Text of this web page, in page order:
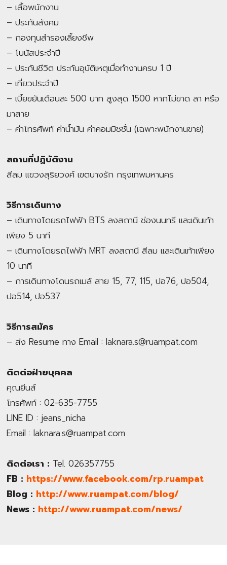
– เสื้อพนักงาน
– ประกันสังคม
– กองทุนสำรองเลี้ยงชีพ
– โบนัสประจำปี
– ประกันชีวิต ประกันอุบัติเหตุเมื่อทำงานครบ 1 ปี
– เที่ยวประจำปี
– เบี้ยขยันเดือนละ 500 บาท สูงสุด 1500 หากไม่ขาด ลา หรือ
มาสาย
– ค่าโทรศัพท์ ค่าน้ำมัน ค่าคอมมิชชั่น (เฉพาะพนักงานขาย)
สถานที่ปฏิบัติงาน
สีลม แขวงสุริยวงศ์ เขตบางรัก กรุงเทพมหานคร
วิธีการเดินทาง
– เดินทางโดยรถไฟฟ้า BTS ลงสถานี ช่องนนทรี และเดินเท้า
เพียง 5 นาที
– เดินทางโดยรถไฟฟ้า MRT ลงสถานี สีลม และเดินเท้าเพียง
10 นาที
– การเดินทางโดนรถเมล์ สาย 15, 77, 115, ปอ76, ปอ504,
ปอ514, ปอ537
วิธีการสมัคร
– ส่ง Resume ทาง Email :laknara.s@ruampat.com
ติดต่อฝ่ายบุคคล
คุณยีนส์
โทรศัพท์ : 02-635-7755
LINE ID : jeans_nicha
Email :laknara.s@ruampat.com
ติดต่อเรา : Tel. 026357755
FB : https://www.facebook.com/rp.ruampat
Blog : http://www.ruampat.com/blog/
News : http://www.ruampat.com/news/